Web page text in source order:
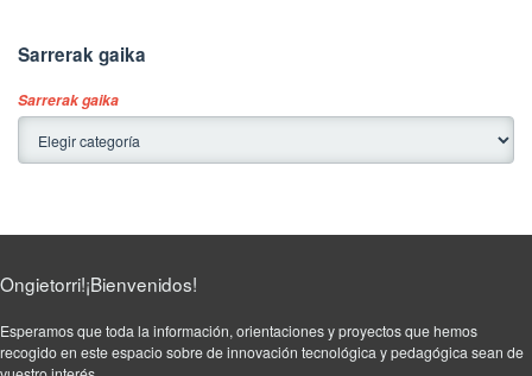
Sarrerak gaika
Sarrerak gaika
Ongietorri!¡Bienvenidos!
Esperamos que toda la información, orientaciones y proyectos que hemos
recogido en este espacio sobre de innovación tecnológica y pedagógica sean de